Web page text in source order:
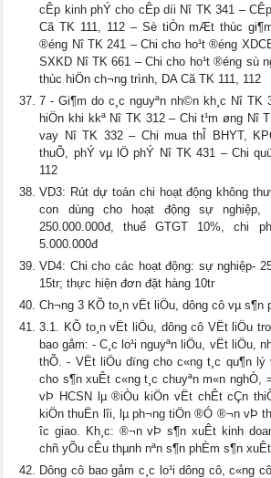
cÊp kinh phÝ cho cÊp d­íi Nî TK 341 –
Cã TK 111, 112 – Sè tiÒn mÆt thùc
®éng Nî TK 241 – Chi cho ho¹t ®éng
SXKD Nî TK 661 – Chi cho ho¹t ®éng sù
thùc hiÖn ch­¬ng trình, DA Cã TK 111, 112
7 - Gi¶m do c¸c nguyªn nh©n kh¸c Nî TK
hiÖn khi kkª Nî TK 312 – Chi t¹m øng Nî
vay Nî TK 332 – Chi mua thÎ BHYT,
thuÕ, phÝ vµ lÖ phÝ Nî TK 431 – Chi
112
VD3: Rút dự toán chi hoạt động không
con dùng cho hoạt động sự nghiệp,
250.000.000đ, thuế GTGT 10%, chi
5.000.000đ
VD4: Chi cho các hoạt động: sự nghiệp-
15tr; thực hiện đơn đặt hàng 10tr
Ch­¬ng 3 KÕ to¸n vËt liÖu, dông cô vµ s¶n
3.1. KÕ to¸n vËt liÖu, dông cô VËt liÖu
bao gåm: - C¸c lo¹i nguyªn liÖu, vËt liÖu,
thÕ. - VËt liÖu dïng cho c«ng t¸c qu¶n lý
cho s¶n xuÊt c«ng t¸c chuyªn m«n
vÞ HCSN lµ ®iÒu kiÖn vËt chÊt cÇn
kiÖn thuËn lîi, lµ ph­¬ng tiÖn ®Ó ®¬n vÞ
îc giao. Kh¸c: ®¬n vÞ s¶n xuÊt kinh
chñ yÕu cÊu thµnh nªn s¶n phÈm s¶n
Dông cô bao gåm c¸c lo¹i dông cô, c«ng